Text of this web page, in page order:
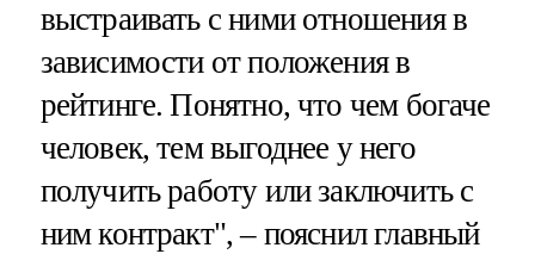
выстраивать с ними отношения в
зависимости от положения в
рейтинге. Понятно, что чем богаче
человек, тем выгоднее у него
получить работу или заключить с
ним контракт", – пояснил главный